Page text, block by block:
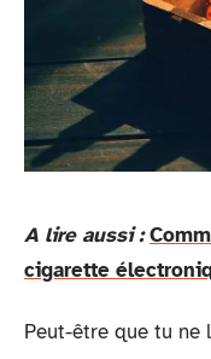
A lire aussi :
cigarette
Peut-être que tu ne